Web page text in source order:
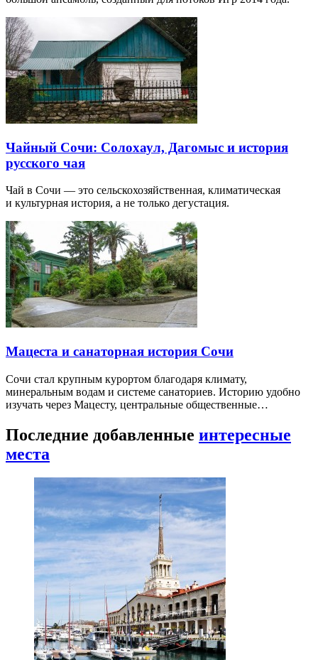
Чайный Сочи: Солохаул, Дагомыс и история
русского чая
Чай в Сочи — это сельскохозяйственная, климатическая
и культурная история, а не только дегустация.
Мацеста и санаторная история Сочи
Сочи стал крупным курортом благодаря климату,
минеральным водам и системе санаториев. Историю удобно
изучать через Мацесту, центральные общественные…
Последние добавленные интересные
места